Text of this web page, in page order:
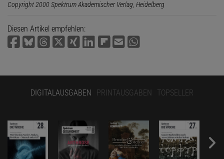
Copyright 2000 Spektrum Akademischer Verlag, Heidelberg
Diesen Artikel empfehlen:
DIGITALAUSGABEN PRINTAUSGABEN TOPSELLER